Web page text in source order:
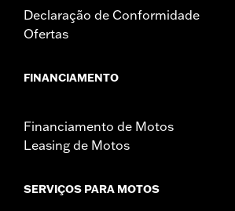
Declaração de Conformidade
Ofertas
FINANCIAMENTO
Financiamento de Motos
Leasing de Motos
SERVIÇOS PARA MOTOS